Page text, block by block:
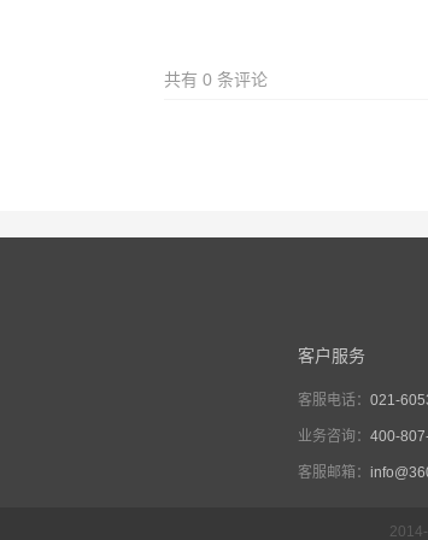
共有 0 条评论
客户服务
客服电话： 021-
业务咨询： 400-
客服邮箱：